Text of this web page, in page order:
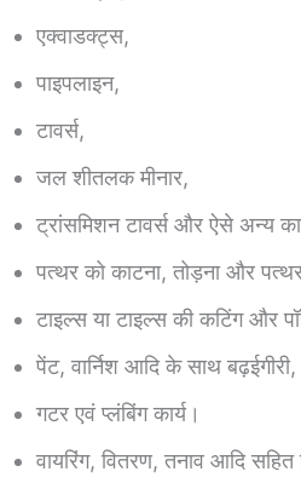
एक्वाडक्ट्स,
पाइपलाइन,
टावर्स,
जल शीतलक मीनार,
ट्रांसमिशन टावर्स और ऐसे अन्य
पत्थर को काटना, तोड़ना और
टाइल्स या टाइल्स की कटिंग और
पेंट, वार्निश आदि के साथ बढ़ईगीरी,
गटर एवं प्लंबिंग कार्य।
वायरिंग, वितरण, तनाव आदि सहित